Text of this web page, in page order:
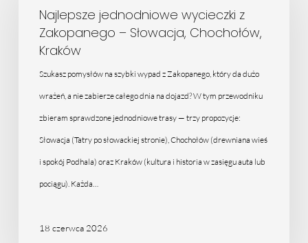
wycieczki
Zakopanego
Słowacja,
Chochołów,
Kraków
Najlepsze jednodniowe wycieczki z
Zakopanego – Słowacja, Chochołów,
Kraków
Szukasz pomysłów na szybki wypad z Zakopanego, który da dużo
wrażeń, a nie zabierze całego dnia na dojazd? W tym przewodniku
zbieram sprawdzone jednodniowe trasy — trzy propozycje:
Słowacja (Tatry po słowackiej stronie), Chochołów (drewniana wieś
i spokój Podhala) oraz Kraków (kultura i historia w zasięgu auta lub
pociągu). Każda…
18 czerwca 2026